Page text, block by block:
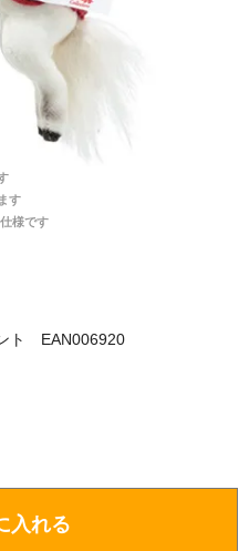
すか。受取の際、関税な
のち欠品を行いお客様
ますのでお客様のご負担
、決済確認後、２～４
がかかり、納期が遅れる
W 様
で届けて頂きとても
ました」
（男性）
ップで一番信用出来
（女性）
寧に書かれていたこ
す
様です
ト EAN006920
入れる